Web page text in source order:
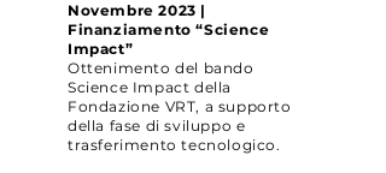
Novembre 2023 |
Finanziamento “Science
Impact”
Ottenimento del bando
Science Impact della
Fondazione VRT, a supporto
della fase di sviluppo e
trasferimento tecnologico.